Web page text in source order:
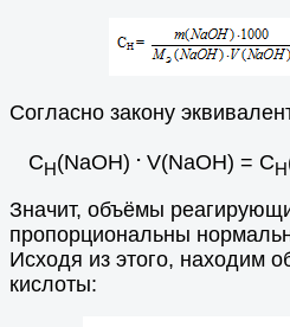
Согласно закону
СН(NaOH) . V(NaOH) = СН
Значит, объёмы
пропорциональны
Исходя из этого, находим
кислоты: